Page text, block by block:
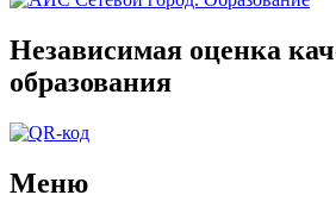
Независимая оценка
образования
Меню